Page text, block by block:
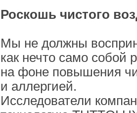
Роскошь чистого
Мы не должны
как нечто само собой
на фоне повышения
и аллергией.
Исследователи